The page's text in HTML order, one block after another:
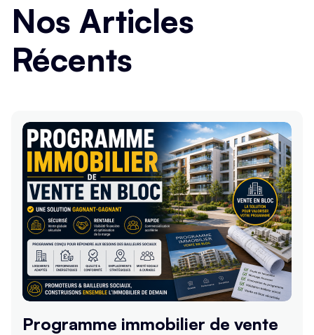
Nos Articles
Récents
Programme immobilier de vente